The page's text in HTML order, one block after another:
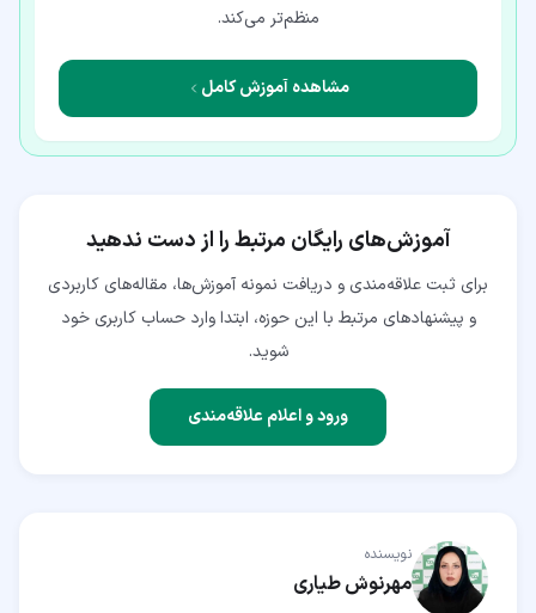
منظم‌تر می‌کند.
مشاهده آموزش کامل
آموزش‌های رایگان مرتبط را از دست ندهید
برای ثبت علاقه‌مندی و دریافت نمونه آموزش‌ها، مقاله‌های کاربردی
و پیشنهادهای مرتبط با این حوزه، ابتدا وارد حساب کاربری خود
شوید.
ورود و اعلام علاقه‌مندی
نویسنده
مهرنوش طیاری